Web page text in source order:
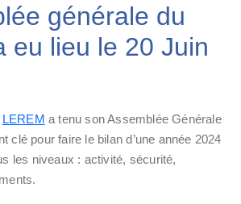
générale du
eu lieu le 20 Juin
LEREM a tenu son Assemblée Générale
clé pour faire le bilan d’une année 2024
les niveaux : activité, sécurité,